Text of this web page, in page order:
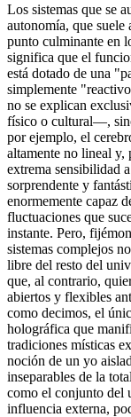
Los sistemas que se
autonomía, que suele
punto culminante en
significa que el
está dotado de una
simplemente
no se explican
físico o cultural―,
por ejemplo, el
altamente no lineal y,
extrema sensibilidad
sorprendente y
enormemente capaz
fluctuaciones que
instante. Pero,
sistemas complejos
libre del resto del
que, al contrario,
abiertos y flexibles
como decimos, el
holográfica que
tradiciones místicas
noción de un yo
inseparables de la
como el conjunto del
influencia externa,